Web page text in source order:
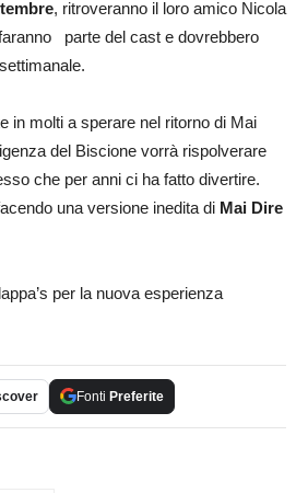
, ritroveranno il loro amico Nicola
parte del cast e dovrebbero
in molti a sperare nel ritorno di Mai
del Biscione vorrà rispolverare
che per anni ci ha fatto divertire.
una versione inedita di Mai Dire
per la nuova esperienza
Fonti Preferite